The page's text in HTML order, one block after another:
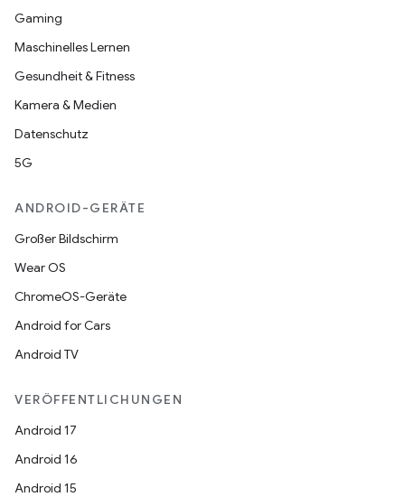
Gaming
Maschinelles Lernen
Gesundheit & Fitness
Kamera & Medien
Datenschutz
5G
ANDROID-GERÄTE
Großer Bildschirm
Wear OS
ChromeOS-Geräte
Android for Cars
Android TV
VERÖFFENTLICHUNGEN
Android 17
Android 16
Android 15